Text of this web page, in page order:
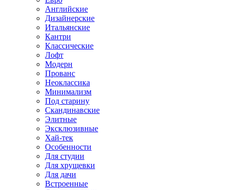
Английские
Дизайнерские
Итальянские
Кантри
Классические
Лофт
Модерн
Прованс
Неоклассика
Минимализм
Под старину
Скандинавские
Элитные
Эксклюзивные
Хай-тек
Особенности
Для студии
Для хрущевки
Для дачи
Встроенные